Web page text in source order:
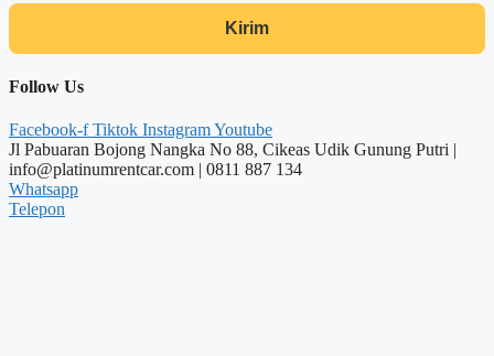
Kirim
Follow Us
Facebook-f Tiktok InstagramYoutube
Jl Pabuaran Bojong Nangka No 88, Cikeas Udik Gunung Putri |
info@platinumrentcar.com | 0811 887 134
Whatsapp
Telepon